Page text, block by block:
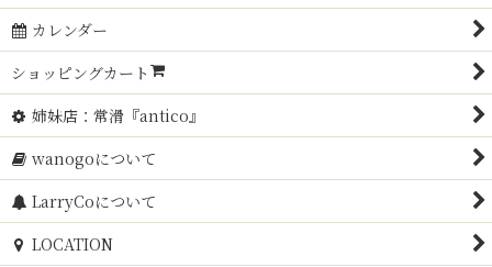
カレンダー
ショッピングカート
姉妹店：常滑『antico』
wanogoについて
LarryCoについて
LOCATION